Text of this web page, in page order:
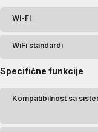
Wi-Fi
WiFi standardi
Specifične funkcije
Kompatibilnost sa